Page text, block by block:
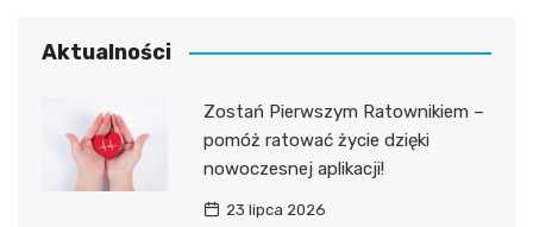
Aktualności
Zostań Pierwszym Ratownikiem –
pomóż ratować życie dzięki
nowoczesnej aplikacji!
23 lipca 2026